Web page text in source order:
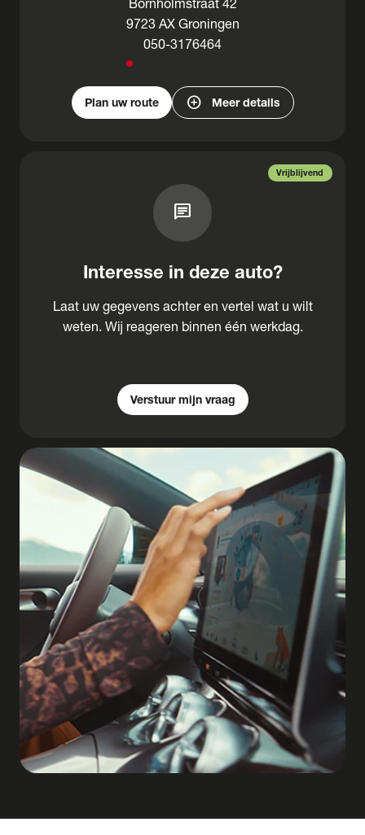
9723 AX Groningen
050-3176464
Plan uw route add_circle Meer details
Vrijblijvend
chat
Interesse in deze auto?
Laat uw gegevens achter en vertel wat u wilt
weten. Wij reageren binnen één werkdag.
Verstuur mijn vraag